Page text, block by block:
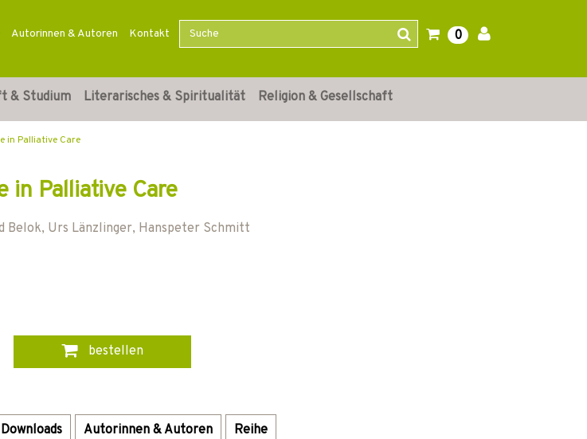
Autorinnen & Autoren Kontakt 0
& Studium Literarisches & Spiritualität Religion & Gesellschaft
in Palliative Care
in Palliative Care
Belok, Urs Länzlinger, Hanspeter Schmitt
bestellen
Downloads Autorinnen & Autoren Reihe